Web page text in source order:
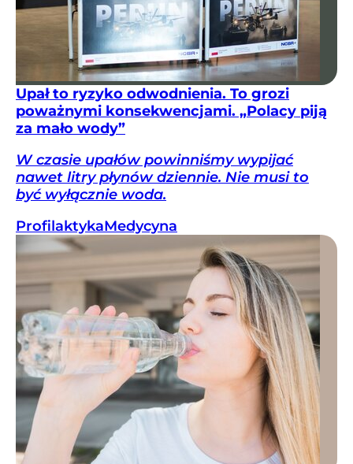
Upał to ryzyko odwodnienia. To grozi
poważnymi konsekwencjami. „Polacy piją
za mało wody”
W czasie upałów powinniśmy wypijać
nawet litry płynów dziennie. Nie musi to
być wyłącznie woda.
ProfilaktykaMedycyna